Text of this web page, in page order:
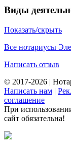
Виды
Показать/скрыть
Все нотариусы
Написать отзыв
© 2017-2026 |
Написать нам |
соглашение
При
сайт обязательна!